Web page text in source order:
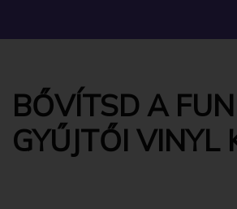
BŐVÍTSD A
GYŰJTŐI VINYL